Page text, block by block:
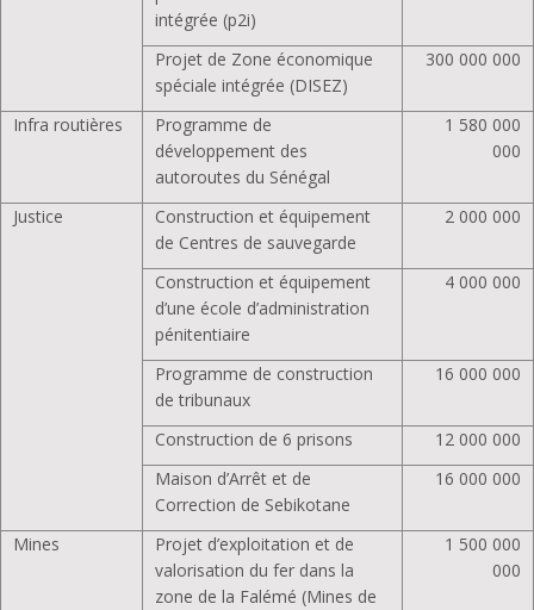
intégrée (p2i)
Projet de Zone économique
spéciale intégrée (DISEZ)
300 000 000
Infra routières
Programme de
développement des
autoroutes du Sénégal
1 580 000
000
Justice
Construction et équipement
de Centres de sauvegarde
2 000 000
Construction et équipement
d’une école d’administration
pénitentiaire
4 000 000
Programme de construction
de tribunaux
16 000 000
Construction de 6 prisons
12 000 000
Maison d’Arrêt et de
Correction de Sebikotane
16 000 000
Mines
Projet d’exploitation et de
valorisation du fer dans la
zone de la Falémé (Mines de
1 500 000
000